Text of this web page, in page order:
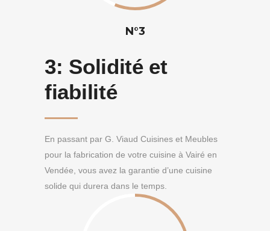
N°3
3: Solidité et
fiabilité
En passant par G. Viaud Cuisines et Meubles
pour la fabrication de votre cuisine à Vairé en
Vendée, vous avez la garantie d’une cuisine
solide qui durera dans le temps.